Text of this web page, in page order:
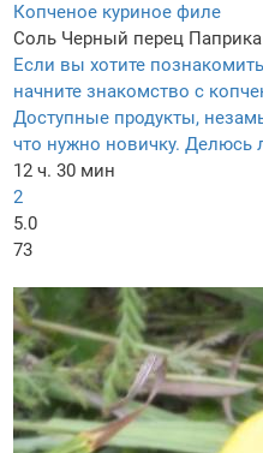
Копченое куриное филе
Соль Черный перец Паприка
Если вы хотите
начните знакомство с
Доступные продукты,
что нужно новичку.
12 ч. 30 мин
2
5.0
73